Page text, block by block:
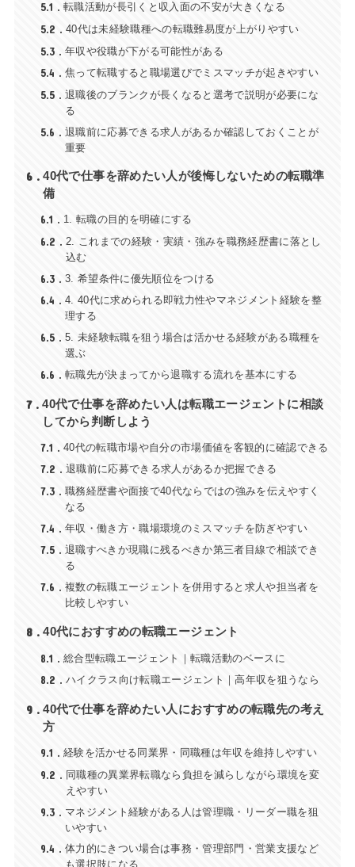
5.1 転職活動が長引くと収入面の不安が大きくなる
5.2 40代は未経験職種への転職難易度が上がりやすい
5.3 年収や役職が下がる可能性がある
5.4 焦って転職すると職場選びでミスマッチが起きやすい
5.5
退職後のブランクが長くなると選考で説明が必要にな
る
5.6
退職前に応募できる求人があるか確認しておくことが
重要
6
40代で仕事を辞めたい人が後悔しないための転職準
備
6.1 1. 転職の目的を明確にする
6.2
2. これまでの経験・実績・強みを職務経歴書に落とし
込む
6.3 3. 希望条件に優先順位をつける
6.4
4. 40代に求められる即戦力性やマネジメント経験を整
理する
6.5
5. 未経験転職を狙う場合は活かせる経験がある職種を
選ぶ
6.6 転職先が決まってから退職する流れを基本にする
7
40代で仕事を辞めたい人は転職エージェントに相談
してから判断しよう
7.1 40代の転職市場や自分の市場価値を客観的に確認できる
7.2 退職前に応募できる求人があるか把握できる
7.3
職務経歴書や面接で40代ならではの強みを伝えやすく
なる
7.4 年収・働き方・職場環境のミスマッチを防ぎやすい
7.5
退職すべきか現職に残るべきか第三者目線で相談でき
る
7.6
複数の転職エージェントを併用すると求人や担当者を
比較しやすい
8 40代におすすめの転職エージェント
8.1 総合型転職エージェント｜転職活動のベースに
8.2 ハイクラス向け転職エージェント｜高年収を狙うなら
9
40代で仕事を辞めたい人におすすめの転職先の考え
方
9.1 経験を活かせる同業界・同職種は年収を維持しやすい
9.2
同職種の異業界転職なら負担を減らしながら環境を変
えやすい
9.3
マネジメント経験がある人は管理職・リーダー職を狙
いやすい
9.4
体力的にきつい場合は事務・管理部門・営業支援など
も選択肢になる